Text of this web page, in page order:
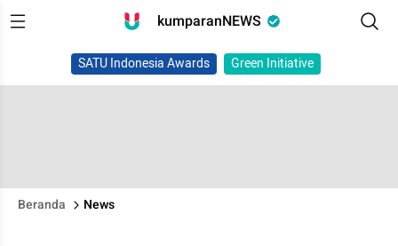
kumparanNEWS
SATU Indonesia Awards Green Initiative
Beranda News